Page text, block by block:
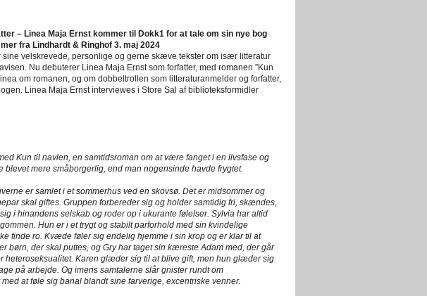
– Linea Maja Ernst kommer til Dokk1 for at tale om sin nye bog
fra Lindhardt & Ringhof 3. maj 2024
sine velskrevede, personlige og gerne skæve tekster om især litteratur
Nu debuterer Linea Maja Ernst som forfatter, med romanen ”Kun
om romanen, og om dobbeltrollen som litteraturanmelder og forfatter,
Linea Maja Ernst interviewes i Store Sal af biblioteksformidler
Kun til navlen, en samtidsroman om at være fanget i en livsfase og
mere småborgerlig, end man nogensinde havde frygtet.
er samlet i et sommerhus ved en skovsø. Det er midsommer og
skal giftes. Gruppen forbereder sig og holder samtidig fri, skændes,
i hinandens selskab og roder op i ukurante følelser. Sylvia har altid
Hun er i et trygt og stabilt parforhold med sin kvindelige
finde ro. Kvæde føler sig endelig hjemme i sin krop og er klar til at
børn, der skal puttes, og Gry har taget sin kæreste Adam med, der går
heteroseksualitet. Karen glæder sig til at blive gift, men hun glæder sig
på arbejde. Og imens samtalerne slår gnister rundt om
at føle sig banal blandt sine farverige, excentriske venner.